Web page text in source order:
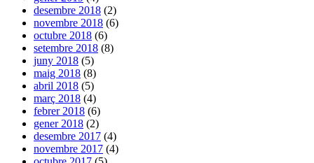
desembre 2018 (2)
novembre 2018 (6)
octubre 2018 (6)
setembre 2018 (8)
juny 2018 (5)
maig 2018 (8)
abril 2018 (5)
març 2018 (4)
febrer 2018 (6)
gener 2018 (2)
desembre 2017 (4)
novembre 2017 (4)